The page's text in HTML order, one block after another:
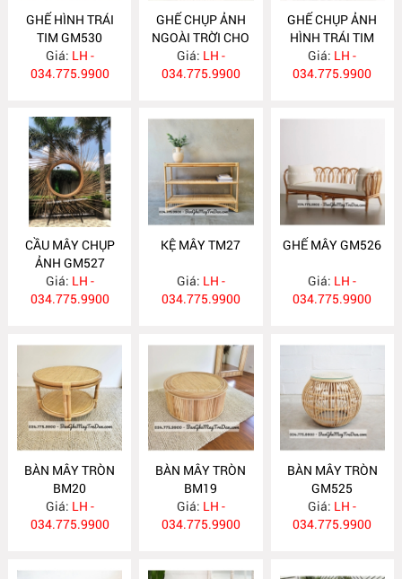
GHẾ HÌNH TRÁI
TIM GM530
Giá: LH -
034.775.9900
GHẾ CHỤP ẢNH
NGOÀI TRỜI CHO
RESOT GM529
Giá: LH -
034.775.9900
GHẾ CHỤP ẢNH
HÌNH TRÁI TIM
GM528
Giá: LH -
034.775.9900
CẦU MÂY CHỤP
ẢNH GM527
Giá: LH -
034.775.9900
KỆ MÂY TM27
Giá: LH -
034.775.9900
GHẾ MÂY GM526
Giá: LH -
034.775.9900
BÀN MÂY TRÒN
BM20
Giá: LH -
034.775.9900
BÀN MÂY TRÒN
BM19
Giá: LH -
034.775.9900
BÀN MÂY TRÒN
GM525
Giá: LH -
034.775.9900